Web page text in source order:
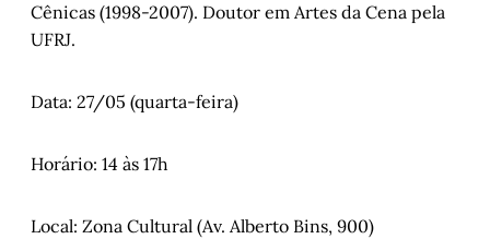
Cênicas (1998-2007). Doutor em Artes da Cena pela
UFRJ.
Data: 27/05 (quarta-feira)
Horário: 14 às 17h
Local: Zona Cultural (Av. Alberto Bins, 900)